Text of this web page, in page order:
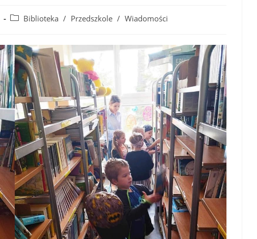
Post Biblioteka / Przedszkole / Wiadomości